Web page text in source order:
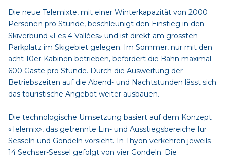
Die neue Telemixte, mit einer Winterkapazität von 2000
Personen pro Stunde, beschleunigt den Einstieg in den
Skiverbund «Les 4 Vallées» und ist direkt am grössten
Parkplatz im Skigebiet gelegen. Im Sommer, nur mit den
acht 10er-Kabinen betrieben, befördert die Bahn maximal
600 Gäste pro Stunde. Durch die Ausweitung der
Betriebszeiten auf die Abend- und Nachtstunden lässt sich
das touristische Angebot weiter ausbauen.
Die technologische Umsetzung basiert auf dem Konzept
«Telemix», das getrennte Ein- und Ausstiegsbereiche für
Sesseln und Gondeln vorsieht. In Thyon verkehren jeweils
14 Sechser-Sessel gefolgt von vier Gondeln. Die